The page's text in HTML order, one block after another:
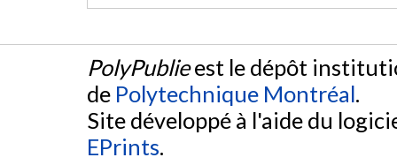
PolyPublieest le dépôt
de Polytechnique Montréal.
Site développé à l'aide du
EPrints.